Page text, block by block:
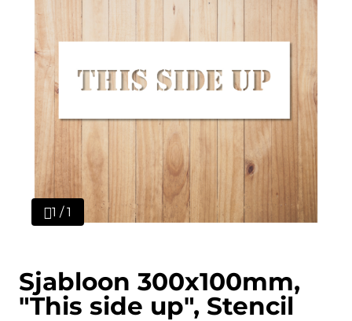
1 / 1
Sjabloon 300x100mm,
"This side up", Stencil